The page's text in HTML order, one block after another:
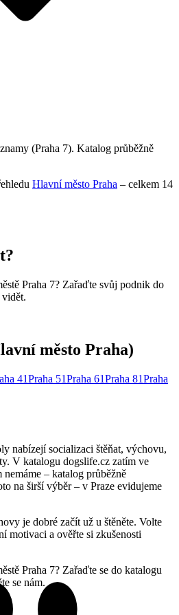
(Praha 7). Katalog průběžně
Hlavní město Praha – celkem 14
Praha 7? Zařaďte svůj podnik do
město Praha)
41Praha 51Praha 61Praha 81Praha
nabízejí socializaci štěňat, výchovu,
V katalogu dogslife.cz zatím ve
nemáme – katalog průběžně
na širší výběr – v Praze evidujeme
je dobré začít už u štěněte. Volte
motivaci a ověřte si zkušenosti
Praha 7? Zařaďte se do katalogu
se nám.